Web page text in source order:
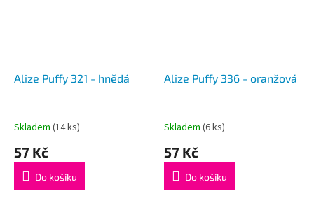
Alize Puffy 321 - hnědá
Skladem (14 ks)
57 Kč
Do košíku
Alize Puffy 336 - oranžová
Skladem (6 ks)
57 Kč
Do košíku